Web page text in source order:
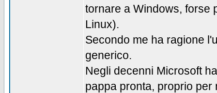
tornare a Windows, forse
Linux).
Secondo me ha ragione
generico.
Negli decenni Microsoft
pappa pronta, proprio